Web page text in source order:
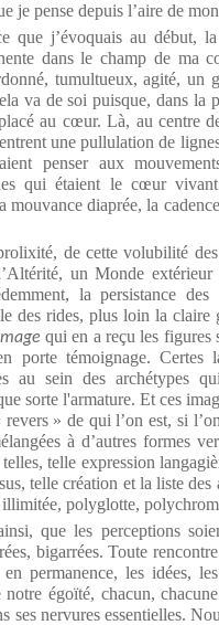
je pense depuis l’aire de
j’évoquais au début, la
dans le champ de ma
tumultueux, agité, un
va de soi puisque, dans la
au cœur. Là, au centre
une pullulation de
penser aux
qui étaient le cœur
mouvance diaprée, la
de cette volubilité des
un Monde
la persistance
des rides, plus loin la claire
qui en a reçu les figures
porte témoignage. Certes
au sein des archétypes
sorte l'armature. Et ces
» de qui l’on est, si
à d’autres formes
telle expression
telle création et la liste
polyglotte,
que les perceptions
bigarrées. Toute
permanence, les idées,
égoïté, chacun,
nervures essentielles.